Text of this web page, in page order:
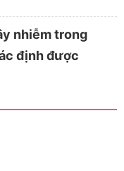
nhiễm trong
định được